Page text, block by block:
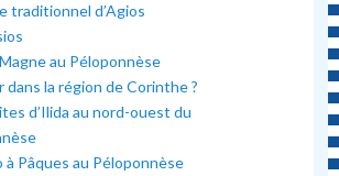
traditionnel d’Agios
au Péloponnèse
dans la région de Corinthe ?
d’Ilida au nord-ouest du
à Pâques au Péloponnèse